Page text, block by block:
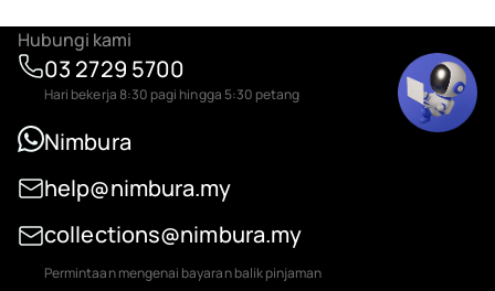
Hubungi kami
03 2729 5700
Hari bekerja 8:30 pagi hingga 5:30 petang
Nimbura
help@nimbura.my
collections@nimbura.my
Permintaan mengenai bayaran balik pinjaman